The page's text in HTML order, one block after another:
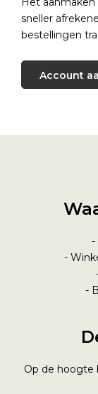
sneller
bestellingen
Account
-
-
-
Op de hoogte